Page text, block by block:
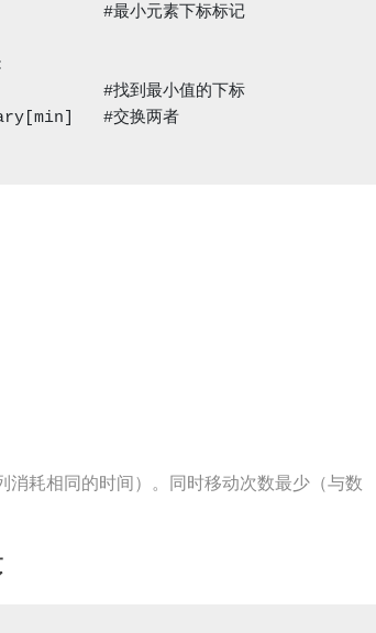
#最小元素下标标记
#找到最小值的下标
#交换两者
耗相同的时间）。同时移动次数最少（与数